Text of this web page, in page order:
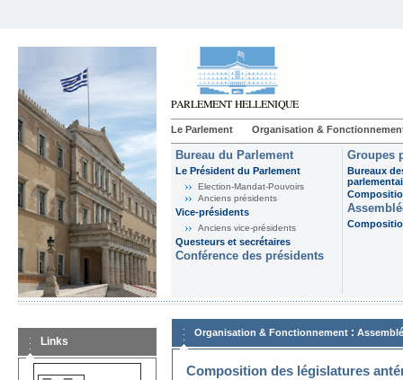
Le Parlement Organisation &
Bureau du Parlement
Le Président du Parlement
Election-Mandat-Pouvoirs
Anciens présidents
Vice-présidents
Anciens vice-présidents
Questeurs et secrétaires
Conférence des présidents
Groupes
Bureaux
Links
Organisation & Fonctionnement :
Composition des législatures